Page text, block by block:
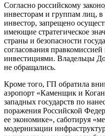
Согласно российскому
инвесторам и группам лиц,
инвестор, запрещено
имеющие стратегическое
страны и безопасности
согласования
инвестициями. Владельцы
не обращались.
Кроме того, ГП обратила
аэропорт «Каменщик и
западных государств по
поражения Российской
ее экономике», саботируя
модернизации